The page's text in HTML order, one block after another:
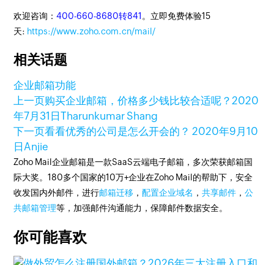
欢迎咨询：400-660-8680转841 。立即免费体验15
天: https://www.zoho.com.cn/mail/
相关话题
企业邮箱功能
上一页购买企业邮箱，价格多少钱比较合适呢？2020
年7月31日Tharunkumar Shang
下一页看看优秀的公司是怎么开会的？2020年9月10
日Anjie
Zoho Mail企业邮箱是一款SaaS云端电子邮箱，多次荣获邮箱国
际大奖。180多个国家的10万+企业在Zoho Mail的帮助下，安全
收发国内外邮件，进行邮箱迁移 ，配置企业域名 ，共享邮件 ，公
共邮箱管理等，加强邮件沟通能力，保障邮件数据安全。
你可能喜欢